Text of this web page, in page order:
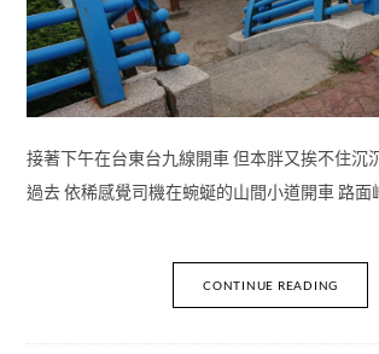
接著下午在台東台九線開車 但本胖又挨不住沉
過去 依稀感覺司機在蜿蜒的山間小道開車 路面
CONTINUE READING